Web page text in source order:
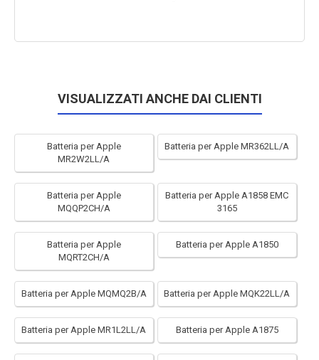
VISUALIZZATI ANCHE DAI CLIENTI
Batteria per Apple
MR2W2LL/A
Batteria per Apple MR362LL/A
Batteria per Apple
MQQP2CH/A
Batteria per Apple A1858 EMC
3165
Batteria per Apple
MQRT2CH/A
Batteria per Apple A1850
Batteria per Apple MQMQ2B/A Batteria per Apple MQK22LL/A
Batteria per Apple MR1L2LL/A Batteria per Apple A1875